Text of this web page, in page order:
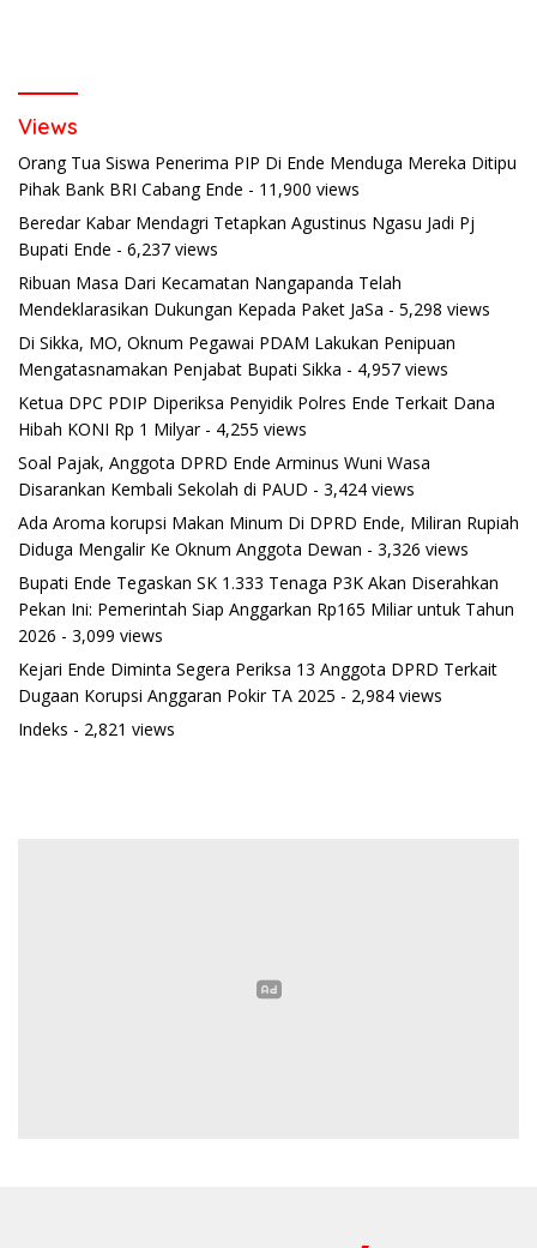
Views
Orang Tua Siswa Penerima PIP Di Ende Menduga Mereka Ditipu
Pihak Bank BRI Cabang Ende - 11,900 views
Beredar Kabar Mendagri Tetapkan Agustinus Ngasu Jadi Pj
Bupati Ende - 6,237 views
Ribuan Masa Dari Kecamatan Nangapanda Telah
Mendeklarasikan Dukungan Kepada Paket JaSa - 5,298 views
Di Sikka, MO, Oknum Pegawai PDAM Lakukan Penipuan
Mengatasnamakan Penjabat Bupati Sikka - 4,957 views
Ketua DPC PDIP Diperiksa Penyidik Polres Ende Terkait Dana
Hibah KONI Rp 1 Milyar- 4,255 views
Soal Pajak, Anggota DPRD Ende Arminus Wuni Wasa
Disarankan Kembali Sekolah di PAUD - 3,424 views
Ada Aroma korupsi Makan Minum Di DPRD Ende, Miliran Rupiah
Diduga Mengalir Ke Oknum Anggota Dewan - 3,326 views
Bupati Ende Tegaskan SK 1.333 Tenaga P3K Akan Diserahkan
Pekan Ini: Pemerintah Siap Anggarkan Rp165 Miliar untuk Tahun
2026 - 3,099 views
Kejari Ende Diminta Segera Periksa 13 Anggota DPRD Terkait
Dugaan Korupsi Anggaran Pokir TA 2025 - 2,984 views
Indeks - 2,821 views